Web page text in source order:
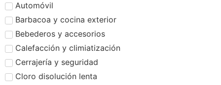
Automóvil
Barbacoa y cocina exterior
Bebederos y accesorios
Calefacción y climiatización
Cerrajería y seguridad
Cloro disolución lenta